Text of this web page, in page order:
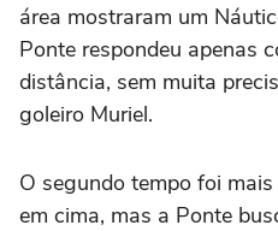
área mostraram um
Ponte respondeu apenas
distância, sem muita
goleiro Muriel.
O segundo tempo foi
em cima, mas a Ponte